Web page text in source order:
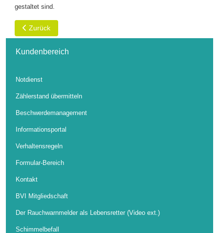
gestaltet sind.
Vorheriger Beitrag: Die Eigentümerversammlung
Zurück
Kundenbereich
Notdienst
Zählerstand übermitteln
Beschwerdemanagement
Informationsportal
Verhaltensregeln
Formular-Bereich
Kontakt
BVI Mitgliedschaft
Der Rauchwarnmelder als Lebensretter (Video ext.)
Schimmelbefall